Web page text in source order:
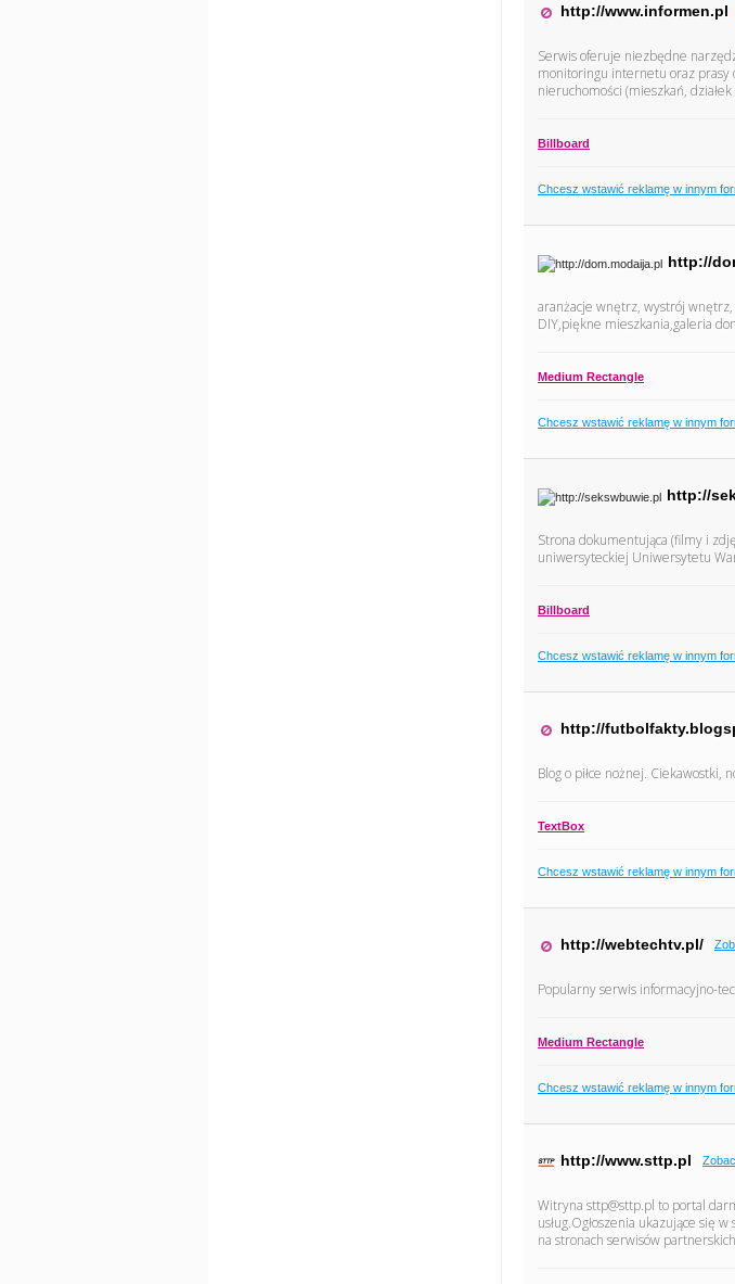
http://www.informen.pl
Serwis oferuje niezbędne
monitoringu internetu oraz prasy
nieruchomości (mieszkań,
Billboard
Chcesz wstawić reklamę w innym
http://
aranżacje wnętrz, wystrój
DIY,piękne mieszkania,galeria
Medium Rectangle
Chcesz wstawić reklamę w innym
http://
Strona dokumentująca (filmy i
uniwersyteckiej Uniwersytetu
Billboard
Chcesz wstawić reklamę w innym
http://
Blog o piłce nożnej.
TextBox
Chcesz wstawić reklamę w innym
http://webtechtv.pl/
Popularny serwis informacyjno-
Medium Rectangle
Chcesz wstawić reklamę w innym
http://www.sttp.pl
Witryna sttp@sttp.pl to portal
usług.Ogłoszenia ukazujące się
na stronach serwisów